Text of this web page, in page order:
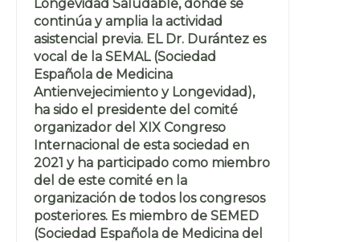
Longevidad Saludable, donde se
continúa y amplia la actividad
asistencial previa. EL Dr. Durántez es
vocal de la SEMAL (Sociedad
Española de Medicina
Antienvejecimiento y Longevidad),
ha sido el presidente del comité
organizador del XIX Congreso
Internacional de esta sociedad en
2021 y ha participado como miembro
del de este comité en la
organización de todos los congresos
posteriores. Es miembro de SEMED
(Sociedad Española de Medicina del